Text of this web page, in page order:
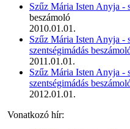
Szűz Mária Isten Anyja -
beszámoló
2010.01.01.
Szűz Mária Isten Anyja -
szentségimádás
2011.01.01.
Szűz Mária Isten Anyja -
szentségimádás
2012.01.01.
Vonatkozó hír: